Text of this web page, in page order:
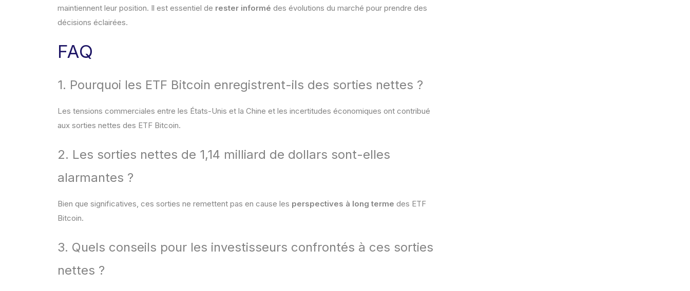
maintiennent leur position. Il est essentiel de rester informé des évolutions du marché pour prendre des
décisions éclairées.
FAQ
1. Pourquoi les ETF Bitcoin enregistrent-ils des sorties nettes ?
Les tensions commerciales entre les États-Unis et la Chine et les incertitudes économiques ont contribué
aux sorties nettes des ETF Bitcoin.
2. Les sorties nettes de 1,14 milliard de dollars sont-elles
alarmantes ?
Bien que significatives, ces sorties ne remettent pas en cause les perspectives à long terme des ETF
Bitcoin.
3. Quels conseils pour les investisseurs confrontés à ces sorties
nettes ?